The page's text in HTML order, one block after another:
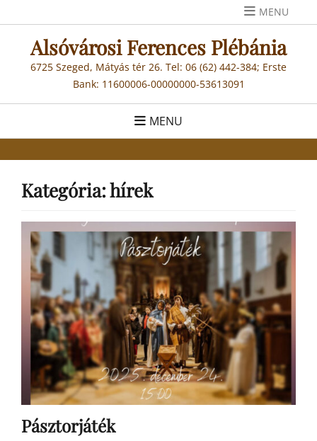
to
content
MENU
Alsóvárosi Ferences Plébánia
6725 Szeged, Mátyás tér 26. Tel: 06 (62) 442-384; Erste
Bank: 11600006-00000000-53613091
MENU
Kategória:hírek
Pásztorjáték